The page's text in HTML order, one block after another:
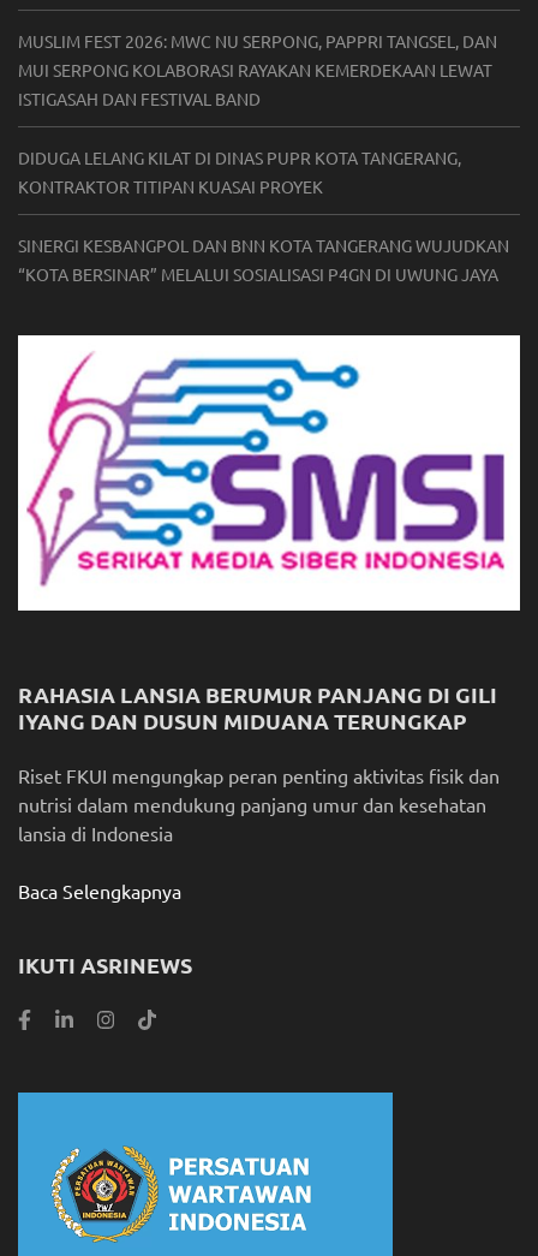
MUSLIM FEST 2026: MWC NU SERPONG, PAPPRI TANGSEL, DAN
MUI SERPONG KOLABORASI RAYAKAN KEMERDEKAAN LEWAT
ISTIGASAH DAN FESTIVAL BAND
DIDUGA LELANG KILAT DI DINAS PUPR KOTA TANGERANG,
KONTRAKTOR TITIPAN KUASAI PROYEK
SINERGI KESBANGPOL DAN BNN KOTA TANGERANG WUJUDKAN
“KOTA BERSINAR” MELALUI SOSIALISASI P4GN DI UWUNG JAYA
RAHASIA LANSIA BERUMUR PANJANG DI GILI
IYANG DAN DUSUN MIDUANA TERUNGKAP
Riset FKUI mengungkap peran penting aktivitas fisik dan
nutrisi dalam mendukung panjang umur dan kesehatan
lansia di Indonesia
Baca Selengkapnya
IKUTI ASRINEWS